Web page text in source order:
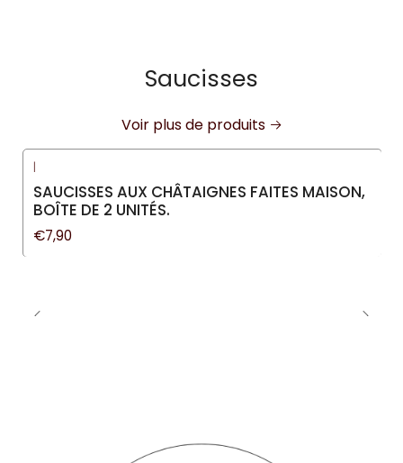
Saucisses
Voir plus de produits
|
SAUCISSES AUX CHÂTAIGNES FAITES MAISON,
BOÎTE DE 2 UNITÉS.
€7,90